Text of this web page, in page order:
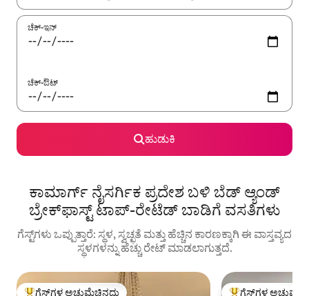
ಚೆಕ್-ಇನ್
ಚೆಕ್-ಔಟ್
ಹುಡುಕಿ
ಕಾಮಾರ್ಗ್ ನೈಸರ್ಗಿಕ ಪ್ರದೇಶ ಬಳಿ ಬೆಡ್ ಆ್ಯಂಡ್
ಬ್ರೇಕ್‌ಫಾಸ್ಟ್‌‌ ಟಾಪ್-ರೇಟೆಡ್ ಬಾಡಿಗೆ ವಸತಿಗಳು
ಗೆಸ್ಟ್‌ಗಳು ಒಪ್ಪುತ್ತಾರೆ: ಸ್ಥಳ, ಸ್ವಚ್ಛತೆ ಮತ್ತು ಹೆಚ್ಚಿನ ಕಾರಣಕ್ಕಾಗಿ ಈ ವಾಸ್ತವ್ಯದ
ಸ್ಥಳಗಳನ್ನು ಹೆಚ್ಚು ರೇಟ್ ಮಾಡಲಾಗುತ್ತದೆ.
ಗೆಸ್ಟ್‌ಗಳ ಅಚ್ಚುಮೆಚ್ಚಿನದು ಗೆಸ್ಟ್‌ಗಳ